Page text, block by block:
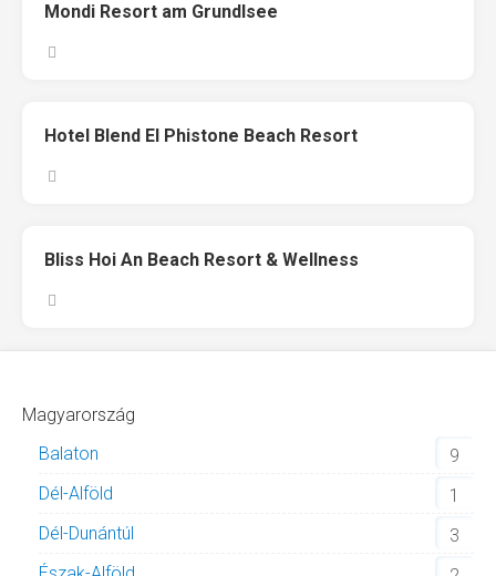
Mondi Resort am Grundlsee
Hotel Blend El Phistone Beach Resort
Bliss Hoi An Beach Resort & Wellness
Magyarország
Balaton
9
Dél-Alföld
1
Dél-Dunántúl
3